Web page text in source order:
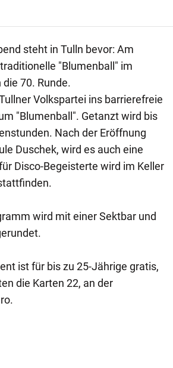
steht in Tulln bevor: Am
"Blumenball" im
70. Runde.
Volkspartei ins barrierefreie
"Blumenball". Getanzt wird bis
Nach der Eröffnung
Duschek, wird es auch eine
Disco-Begeisterte wird im Keller
wird mit einer Sektbar und
ist für bis zu 25-Jährige gratis,
die Karten 22, an der